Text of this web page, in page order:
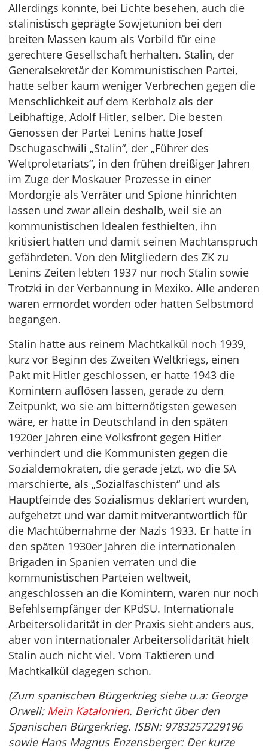
Allerdings konnte, bei Lichte besehen, auch die
stalinistisch geprägte Sowjetunion bei den
breiten Massen kaum als Vorbild für eine
gerechtere Gesellschaft herhalten. Stalin, der
Generalsekretär der Kommunistischen Partei,
hatte selber kaum weniger Verbrechen gegen die
Menschlichkeit auf dem Kerbholz als der
Leibhaftige, Adolf Hitler, selber. Die besten
Genossen der Partei Lenins hatte Josef
Dschugaschwili „Stalin“, der „Führer des
Weltproletariats“, in den frühen dreißiger Jahren
im Zuge der Moskauer Prozesse in einer
Mordorgie als Verräter und Spione hinrichten
lassen und zwar allein deshalb, weil sie an
kommunistischen Idealen festhielten, ihn
kritisiert hatten und damit seinen Machtanspruch
gefährdeten. Von den Mitgliedern des ZK zu
Lenins Zeiten lebten 1937 nur noch Stalin sowie
Trotzki in der Verbannung in Mexiko. Alle anderen
waren ermordet worden oder hatten Selbstmord
begangen.
Stalin hatte aus reinem Machtkalkül noch 1939,
kurz vor Beginn des Zweiten Weltkriegs, einen
Pakt mit Hitler geschlossen, er hatte 1943 die
Komintern auflösen lassen, gerade zu dem
Zeitpunkt, wo sie am bitternötigsten gewesen
wäre, er hatte in Deutschland in den späten
1920er Jahren eine Volksfront gegen Hitler
verhindert und die Kommunisten gegen die
Sozialdemokraten, die gerade jetzt, wo die SA
marschierte, als „Sozialfaschisten“ und als
Hauptfeinde des Sozialismus deklariert wurden,
aufgehetzt und war damit mitverantwortlich für
die Machtübernahme der Nazis 1933. Er hatte in
den späten 1930er Jahren die internationalen
Brigaden in Spanien verraten und die
kommunistischen Parteien weltweit,
angeschlossen an die Komintern, waren nur noch
Befehlsempfänger der KPdSU. Internationale
Arbeitersolidarität in der Praxis sieht anders aus,
aber von internationaler Arbeitersolidarität hielt
Stalin auch nicht viel. Vom Taktieren und
Machtkalkül dagegen schon.
(Zum spanischen Bürgerkrieg siehe u.a: George
Orwell: Mein Katalonien. Bericht über den
Spanischen Bürgerkrieg. ISBN: 9783257229196
sowie Hans Magnus Enzensberger: Der kurze